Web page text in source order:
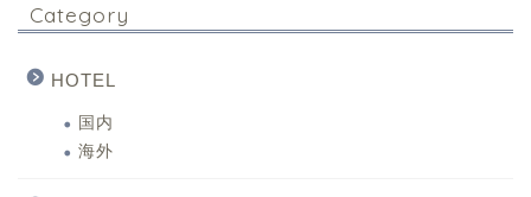
Category
HOTEL
国内
海外